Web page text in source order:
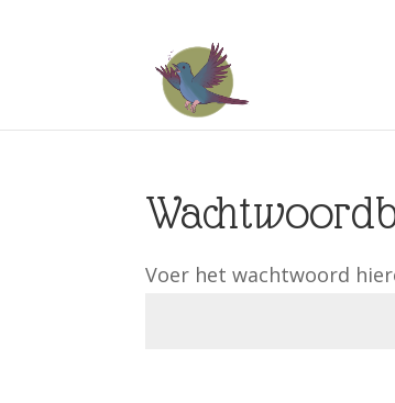
Voer het wachtwoord